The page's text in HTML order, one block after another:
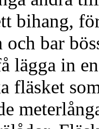
bihang,
och bar
lägga in
fläsket